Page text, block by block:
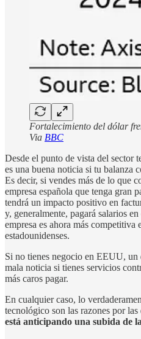
Fortalecimiento del dólar
Via BBC
Desde el punto de vista del sector
es una buena noticia si tu balanza
Es decir, si vendes más de lo que
empresa española que tenga gran
tendrá un impacto positivo en
y, generalmente, pagará salarios
empresa es ahora más
estadounidenses.
Si no tienes negocio en EEUU, un
mala noticia si tienes servicios
más caros pagar.
En cualquier caso, lo
tecnológico son las razones por las
está anticipando una subida de